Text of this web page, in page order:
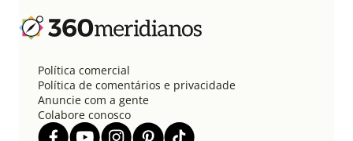
Política comercial
Política de comentários e privacidade
Anuncie com a gente
Colabore conosco